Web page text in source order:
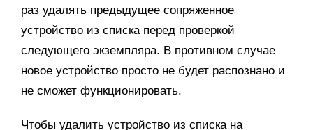
раз удалять предыдущее сопряженное
устройство из списка перед проверкой
следующего экземпляра. В противном случае
новое устройство просто не будет распознано и
не сможет функционировать.
Чтобы удалить устройство из списка на